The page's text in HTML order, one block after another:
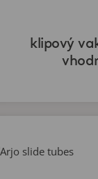
klipový